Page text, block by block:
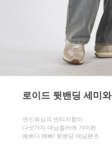
로이드 뒷밴딩 세미
샌드워싱의 빈티지함이
다섯가지 데님컬러에 가미된
예쁘다 예뻐! 뒷밴딩 데님팬츠